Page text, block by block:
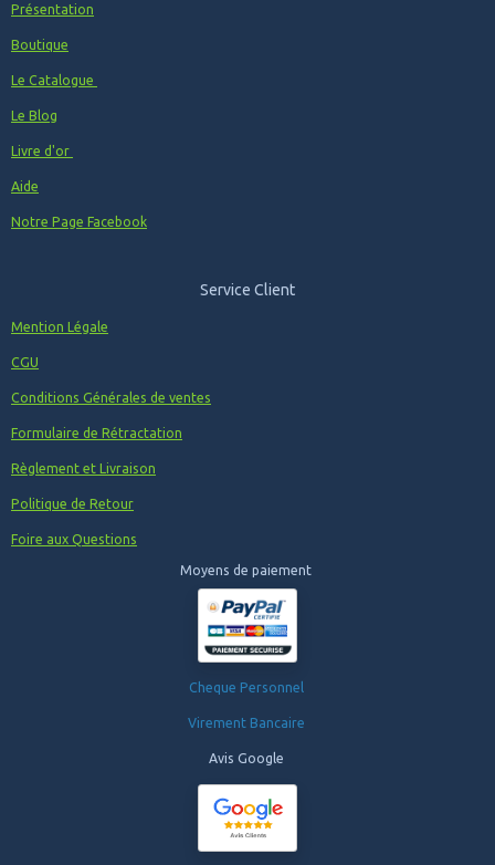
Présentation
Boutique
Le Catalogue
Le Blog
Livre d'or
Aide
Notre Page Facebook
Service Client
Mention Légale
CGU
Conditions Générales de ventes
Formulaire de Rétractation
Règlement et Livraison
Politique de Retour
Foire aux Questions
Moyens de paiement
Cheque Personnel
Virement Bancaire
Avis Google